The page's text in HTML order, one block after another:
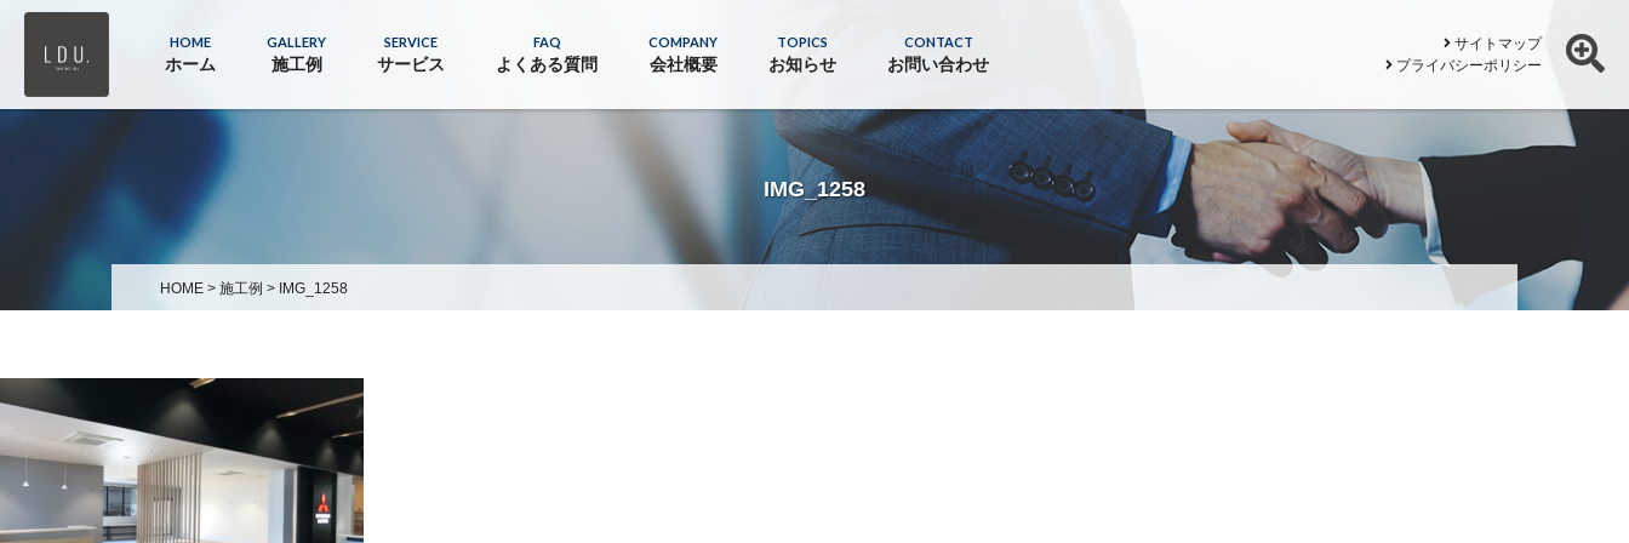
HOME
ホーム
GALLERY
施工例
SERVICE
サービス
FAQ
よくある質問
COMPANY
会社概要
TOPICS
お知らせ
CONTACT
お問い合わせ
サイトマップ
プライバシーポリシー
IMG_1258
HOME > 施工例 > IMG_1258